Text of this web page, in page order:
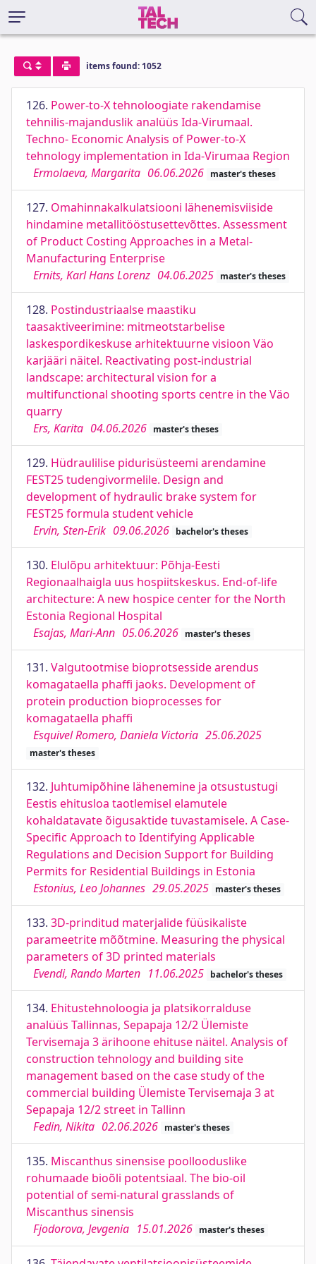
items found: 1052
126. Power-to-X tehnoloogiate rakendamise
tehnilis-majanduslik analüüs Ida-Virumaal.
Techno- Economic Analysis of Power-to-X
tehnology implementation in Ida-Virumaa Region
Ermolaeva, Margarita 06.06.2026 master's theses
127. Omahinnakalkulatsiooni lähenemisviiside
hindamine metallitööstusettevõttes. Assessment
of Product Costing Approaches in a Metal-
Manufacturing Enterprise
Ernits, Karl Hans Lorenz 04.06.2025 master's theses
128. Postindustriaalse maastiku
taasaktiveerimine: mitmeotstarbelise
laskespordikeskuse arhitektuurne visioon Väo
karjääri näitel. Reactivating post-industrial
landscape: architectural vision for a
multifunctional shooting sports centre in the Väo
quarry
Ers, Karita 04.06.2026 master's theses
129. Hüdraulilise pidurisüsteemi arendamine
FEST25 tudengivormelile. Design and
development of hydraulic brake system for
FEST25 formula student vehicle
Ervin, Sten-Erik 09.06.2026 bachelor's theses
130. Elulõpu arhitektuur: Põhja-Eesti
Regionaalhaigla uus hospiitskeskus. End-of-life
architecture: A new hospice center for the North
Estonia Regional Hospital
Esajas, Mari-Ann 05.06.2026 master's theses
131. Valgutootmise bioprotsesside arendus
komagataella phaffi jaoks. Development of
protein production bioprocesses for
komagataella phaffi
Esquivel Romero, Daniela Victoria 25.06.2025
master's theses
132. Juhtumipõhine lähenemine ja otsustustugi
Eestis ehitusloa taotlemisel elamutele
kohaldatavate õigusaktide tuvastamisele. A Case-
Specific Approach to Identifying Applicable
Regulations and Decision Support for Building
Permits for Residential Buildings in Estonia
Estonius, Leo Johannes 29.05.2025 master's theses
133. 3D-prinditud materjalide füüsikaliste
parameetrite mõõtmine. Measuring the physical
parameters of 3D printed materials
Evendi, Rando Marten 11.06.2025 bachelor's theses
134. Ehitustehnoloogia ja platsikorralduse
analüüs Tallinnas, Sepapaja 12/2 Ülemiste
Tervisemaja 3 ärihoone ehituse näitel. Analysis of
construction tehnology and building site
management based on the case study of the
commercial building Ülemiste Tervisemaja 3 at
Sepapaja 12/2 street in Tallinn
Fedin, Nikita 02.06.2026 master's theses
135. Miscanthus sinensise poollooduslike
rohumaade bioõli potentsiaal. The bio-oil
potential of semi-natural grasslands of
Miscanthus sinensis
Fjodorova, Jevgenia 15.01.2026 master's theses